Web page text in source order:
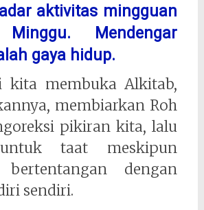
aktivitas mingguan
Minggu. Mendengar
gaya hidup.
kita membuka Alkitab,
membiarkan Roh
pikiran kita, lalu
taat meskipun
bertentangan dengan
sendiri.